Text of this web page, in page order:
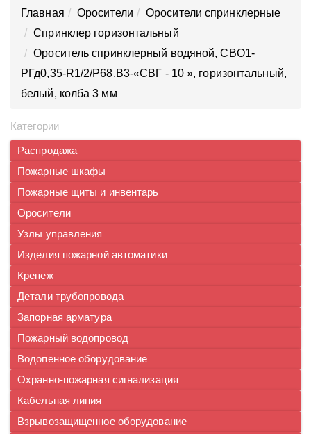
Главная Оросители
Оросители спринклерные
Спринклер горизонтальный
Ороситель спринклерный водяной, CВO1-
PГд0,35-R1/2/P68.B3-«СВГ - 10 », горизонтальный,
белый, колба 3 мм
Категории
Распродажа
Пожарные шкафы
Пожарные щиты и инвентарь
Оросители
Узлы управления
Изделия пожарной автоматики
Крепеж
Детали трубопровода
Запорная арматура
Пожарный водопровод
Водопенное оборудование
Охранно-пожарная сигнализация
Кабельная линия
Взрывозащищенное оборудование